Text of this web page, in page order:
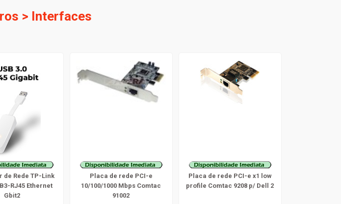
> Interfaces
de Rede TP-Link
RJ45 Ethernet
Gbit2
Placa de rede PCI-e
10/100/1000 Mbps Comtac
91002
Placa de rede PCI-e x1 low
profile Comtac 9208 p/ Dell 2